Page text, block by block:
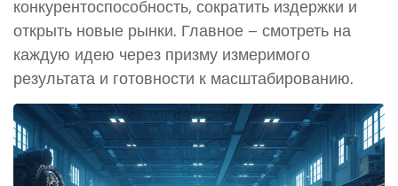
конкурентоспособность, сократить издержки и
открыть новые рынки. Главное – смотреть на
каждую идею через призму измеримого
результата и готовности к масштабированию.